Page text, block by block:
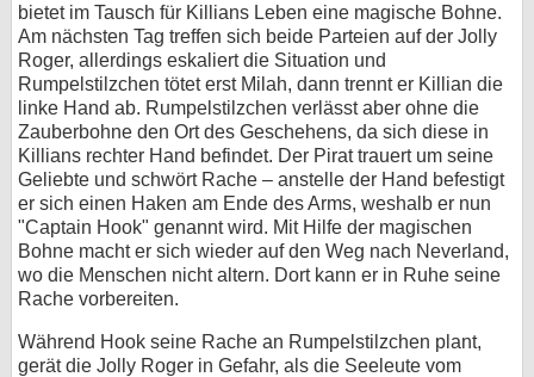
bietet im Tausch für Killians Leben eine magische Bohne.
Am nächsten Tag treffen sich beide Parteien auf der Jolly
Roger, allerdings eskaliert die Situation und
Rumpelstilzchen tötet erst Milah, dann trennt er Killian die
linke Hand ab. Rumpelstilzchen verlässt aber ohne die
Zauberbohne den Ort des Geschehens, da sich diese in
Killians rechter Hand befindet. Der Pirat trauert um seine
Geliebte und schwört Rache – anstelle der Hand befestigt
er sich einen Haken am Ende des Arms, weshalb er nun
"Captain Hook" genannt wird. Mit Hilfe der magischen
Bohne macht er sich wieder auf den Weg nach Neverland,
wo die Menschen nicht altern. Dort kann er in Ruhe seine
Rache vorbereiten.
Während Hook seine Rache an Rumpelstilzchen plant,
gerät die Jolly Roger in Gefahr, als die Seeleute vom